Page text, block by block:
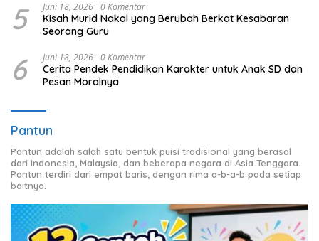
5 Juni 18, 2026 0 Komentar
Kisah Murid Nakal yang Berubah Berkat Kesabaran
Seorang Guru
6 Juni 18, 2026 0 Komentar
Cerita Pendek Pendidikan Karakter untuk Anak SD dan
Pesan Moralnya
Pantun
Pantun adalah salah satu bentuk puisi tradisional yang berasal
dari Indonesia, Malaysia, dan beberapa negara di Asia Tenggara.
Pantun terdiri dari empat baris, dengan rima a-b-a-b pada setiap
baitnya.